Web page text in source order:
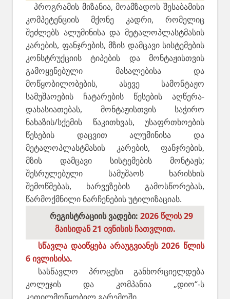
პროგრამის მიზანია, მოამზადოს შესაბამისი
კომპეტენციის მქონე კადრი, რომელიც
შეძლებს ალუმინისა და მეტალოპლასტმასის
კარების, ფანჯრების, მზის დამცავი სისტემების
კონსტრუქციის ტიპების და მონტაჟისთვის
გამოყენებული მასალებისა და
მოწყობილობების, ასევე სამონტაჟო
სამუშაოების ჩატარების წესების აღწერა-
დახასიათებას, მონტაჟისთვის საჭირო
ნახაზის/სქემის წაკითხვას, უსაფრთხოების
წესების დაცვით ალუმინისა და
მეტალოპლასტმასის კარების, ფანჯრების,
მზის დამცავი სისტემების მონტაჟს;
შესრულებული სამუშაოს ხარისხის
შემოწმებას, ხარვეზების გამოსწორებას,
წარმოქმნილი ნარჩენების უტილიზაციას.
რეგისტრაციის ვადები: 2026 წლის 29
მაისიდან 21 ივნისის ჩათვლით.
სწავლა დაიწყება არაუგვიანეს 2026 წლის
6 ივლისისა.
სასწავლო პროცესი განხორციელდება
კოლეჯის და კომპანია „დიო“-ს